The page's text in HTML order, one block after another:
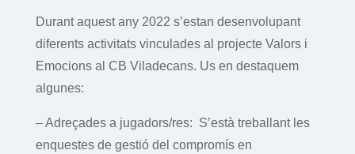
Durant aquest any 2022 s’estan desenvolupant
diferents activitats vinculades al projecte Valors i
Emocions al CB Viladecans. Us en destaquem
algunes:
– Adreçades a jugadors/res: S’està treballant les
enquestes de gestió del compromís en